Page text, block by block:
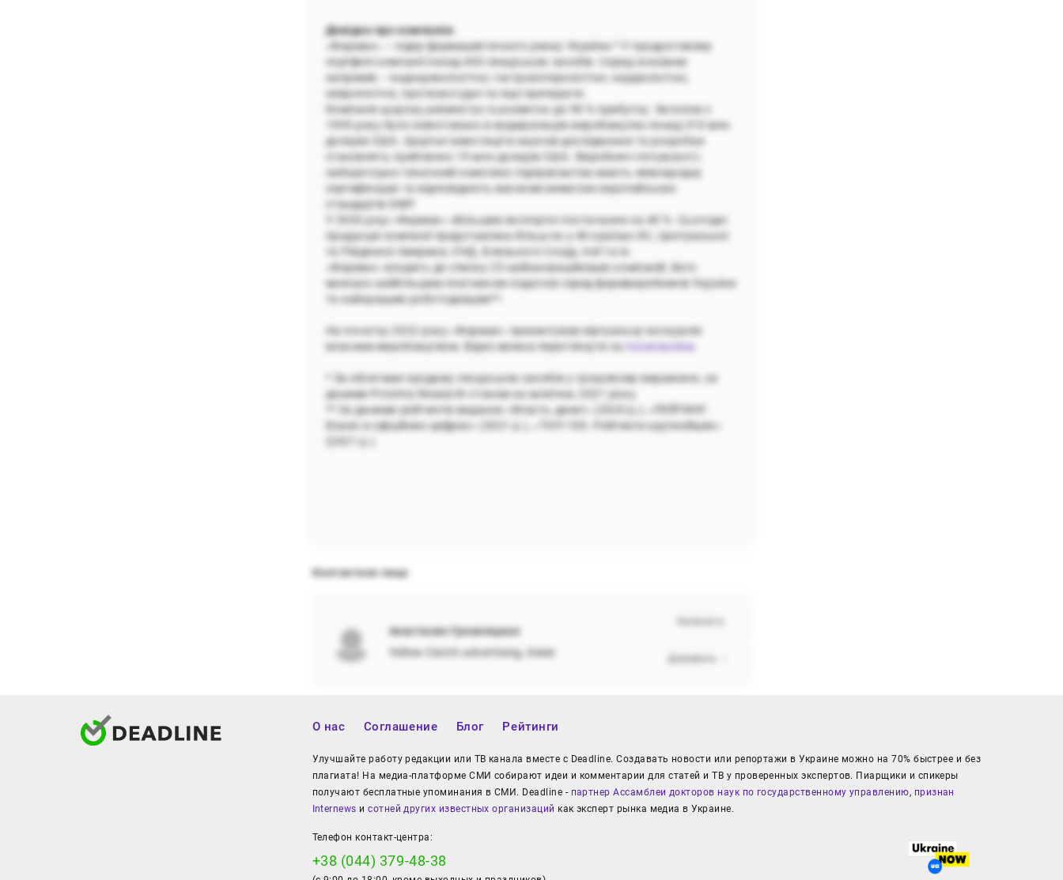
Довідка про компанію
«Фармак» – лідер фармацевтичного ринку України.* У продуктовому
портфелі компанії понад 400 лікарських засобів. Серед основних
напрямів – ендокринологічні, гастроентерологічні, кардіологічні,
неврологічні, протизастудні та інші препарати.
Компанія щороку реінвестує в розвиток до 90 % прибутку. Загалом з
1995 року було інвестовано в модернізацію виробництва понад 310 млн
доларів США. Щорічні інвестиції в наукові дослідження та розробки
становлять приблизно 15 млн доларів США. Виробничі потужності,
лабораторно-технічний комплекс підприємства мають міжнародну
сертифікацію та відповідають високим вимогам європейських
стандартів GMP.
У 2020 році «Фармак» збільшив експортні постачання на 40 %. Сьогодні
продукція компанії представлена більш як у 40 країнах ЄС, Центральної
та Південної Америки, СНД, Близького Сходу, Азії та ін.
«Фармак» входить до списку 25 найінноваційніших компаній, його
визнано найбільшим платником податків серед фармвиробників України
та найкращим роботодавцем**.
На початку 2022 року «Фармак» презентував віртуальну екскурсію
власним виробництвом. Відео можна переглянути за
посиланням
* За обсягами продажу лікарських засобів у грошовому вираженні, за
даними Proxima Research станом на жовтень 2021 року.
** За даними рейтингів видання «Власть денег» (2020 р.), «РЕЙТИНГ.
Бізнес в офіційних цифрах» (2021 р.), «ТОП-100. Рейтинги крупнейших»
(2021 р.).
Контактное лицо
Анастасия Гремляцкая
Yellow Clutch advertising, Киев
О нас Соглашение Блог Рейтинги
Улучшайте работу редакции или ТВ канала вместе с Deadline. Создавать новости или репортажи в Украине можно на 70% быстрее и без
плагиата! На медиа-платформе СМИ собирают идеи и комментарии для статей и ТВ у проверенных экспертов. Пиарщики и спикеры
получают бесплатные упоминания в СМИ. Deadline - партнер Ассамблеи докторов наук по государственному управлению, признан
Internews исотней других известных организаций как эксперт рынка медиа в Украине.
Телефон контакт-центра:
+38 (044) 379-48-38